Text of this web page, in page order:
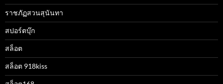
ราชภัฏสวนสุนันทา
สปอร์ตบุ๊ก
สล็อต
สล็อต 918kiss